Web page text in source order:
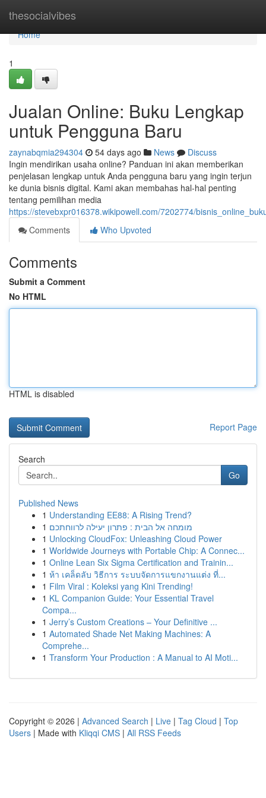
thesocialvibes
Home
Home
1
Jualan Online: Buku Lengkap
untuk Pengguna Baru
zaynabqmia294304 54 days ago News
Discuss
Ingin mendirikan usaha online? Panduan ini akan memberikan
penjelasan lengkap untuk Anda pengguna baru yang ingin terjun
ke dunia bisnis digital. Kami akan membahas hal-hal penting
tentang pemilihan media
https://stevebxpr016378.wikipowell.com/7202774/
Comments
Who Upvoted
Comments
Submit a Comment
No HTML
HTML is disabled
Report Page
Search
Go
Published News
1 Understanding EE88: A Rising Trend?
1 מומחה אל הבית : פתרון יעילה לרווחתכם
1 Unlocking CloudFox: Unleashing Cloud Power
1 Worldwide Journeys with Portable Chip: A Connec...
1 Online Lean Six Sigma Certification and Trainin...
1 ห้า เคล็ดลับ วิธีการ ระบบจัดการแขกงานแต่ง ที่...
1 Film Viral : Koleksi yang Kini Trending!
1 KL Companion Guide: Your Essential Travel
Compa...
1 Jerry’s Custom Creations – Your Definitive ...
1 Automated Shade Net Making Machines: A
Comprehe...
1 Transform Your Production : A Manual to AI Moti...
Copyright © 2026 | Advanced Search | Live | Tag Cloud | Top
Users | Made with Kliqqi CMS | All RSS Feeds